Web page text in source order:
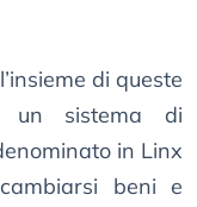
di queste
un sistema di
in Linx
beni e